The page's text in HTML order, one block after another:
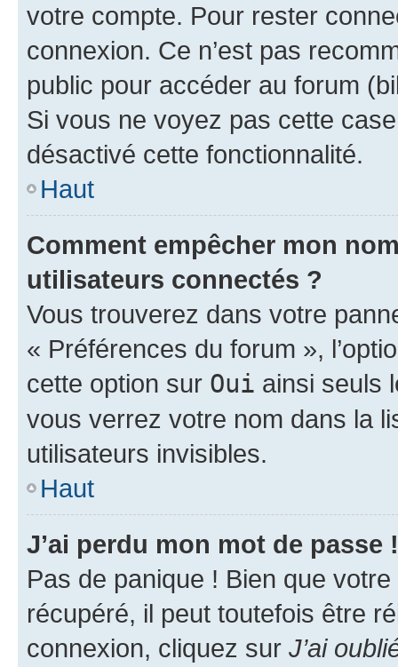
votre compte. Pour rester
connexion. Ce n’est pas
public pour accéder au forum
Si vous ne voyez pas cette
désactivé cette fonctionnalité.
Haut
Comment empêcher mon
utilisateurs connectés ?
Vous trouverez dans votre
« Préférences du forum »,
cette option sur Oui ainsi seuls
vous verrez votre nom dans la
utilisateurs invisibles.
Haut
J’ai perdu mon mot de passe !
Pas de panique ! Bien que
récupéré, il peut toutefois être
connexion, cliquez sur J’ai